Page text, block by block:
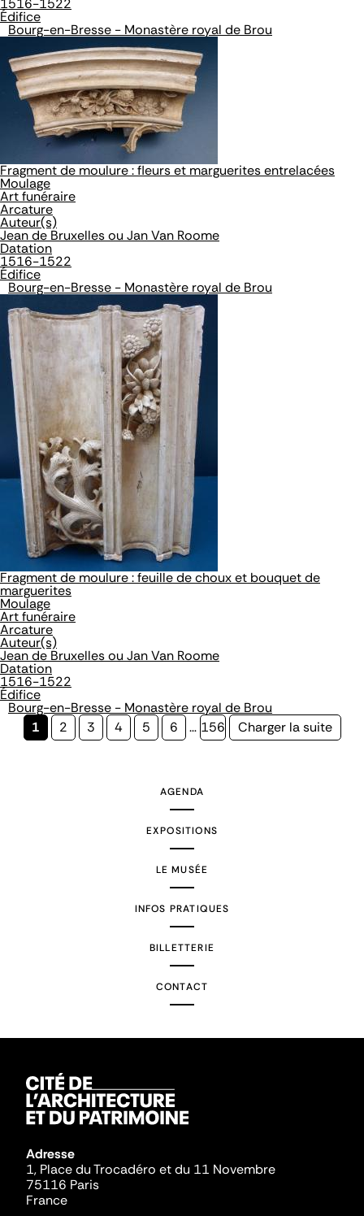
1516-1522
Édifice
Bourg-en-Bresse - Monastère royal de Brou
Fragment de moulure : fleurs et marguerites entrelacées
Moulage
Art funéraire
Arcature
Auteur(s)
Jean de Bruxelles ou Jan Van Roome
Datation
1516-1522
Édifice
Bourg-en-Bresse - Monastère royal de Brou
Fragment de moulure : feuille de choux et bouquet de
marguerites
Moulage
Art funéraire
Arcature
Auteur(s)
Jean de Bruxelles ou Jan Van Roome
Datation
1516-1522
Édifice
Bourg-en-Bresse - Monastère royal de Brou
Page
1 Page
2 Page
3 Page
4 Page
5 Page
6 … Page
156
Page
Charger la suite
AGENDA
EXPOSITIONS
LE MUSÉE
INFOS PRATIQUES
BILLETTERIE
CONTACT
Adresse
1, Place du Trocadéro et du 11 Novembre
75116 Paris
France